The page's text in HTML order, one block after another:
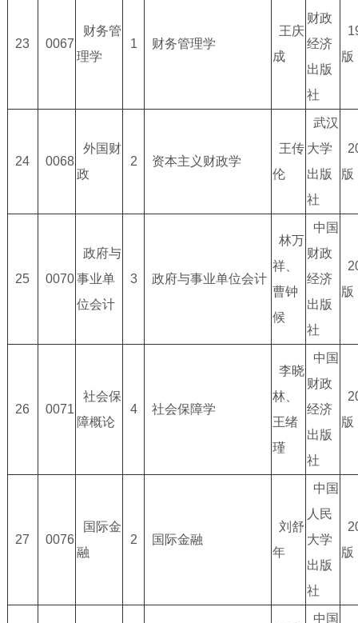
23 0067
财务管
理学
1 财务管理学
王庆
成
财政
经济
出版
社
版
24 0068
外国财
政
2 资本主义财政学
王传
伦
武汉
大学
出版
社
版
25 0070
政府与
事业单
位会计
3 政府与事业单位会计
林万
祥、
曹钟
候
中国
财政
经济
出版
社
版
26 0071
社会保
障概论
4 社会保障学
李晓
林、
王绪
瑾
中国
财政
经济
出版
社
版
27 0076
国际金
融
2 国际金融
刘舒
年
中国
人民
大学
出版
社
版
中国